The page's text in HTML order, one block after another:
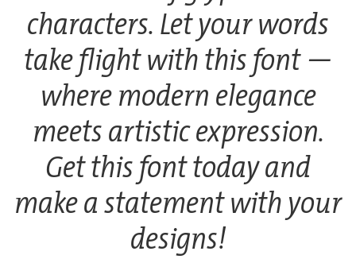
characters. Let your words
take flight with this font —
where modern elegance
meets artistic expression.
Get this font today and
make a statement with your
designs!